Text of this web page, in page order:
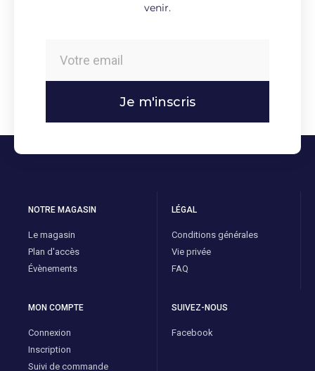
venir.
Je m'inscris
NOTRE MAGASIN
Le magasin
Plan d'accès
Évènements
LÉGAL
Conditions générales
Vie privée
FAQ
MON COMPTE
Connexion
Inscription
Suivi de commande
SUIVEZ-NOUS
Facebook